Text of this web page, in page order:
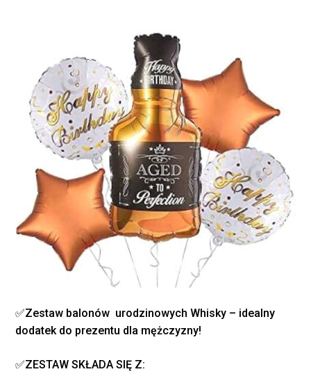
✅Zestaw balonów urodzinowych Whisky – idealny
dodatek do prezentu dla mężczyzny!
✅ZESTAW SKŁADA SIĘ Z: